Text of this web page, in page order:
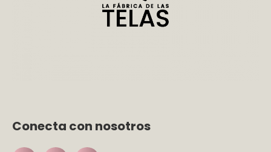
Conecta con nosotros